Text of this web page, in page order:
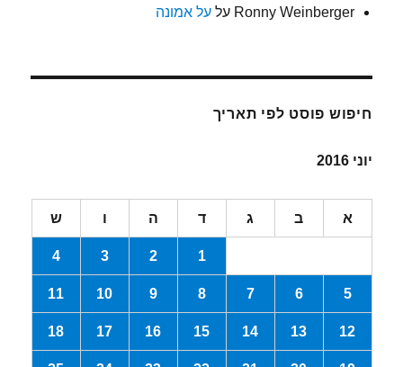
Ronny Weinberger עלעל אמונה
חיפוש פוסט לפי תאריך
יוני 2016
א ב ג ד ה ו ש
1
2
3
4
5
6
7
8
9
10
11
12
13
14
15
16
17
18